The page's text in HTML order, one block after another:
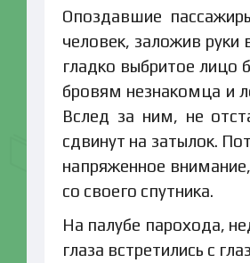
Опоздавшие
человек, заложив
гладко выбритое лицо
бровям незнакомца и
Вслед за ним, не
сдвинут на затылок.
напряженное
со своего спутника.
На палубе парохода,
глаза встретились с